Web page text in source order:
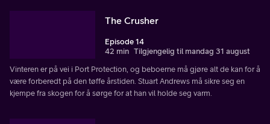
The Crusher
Episode 14
42 min Tilgjengelig til mandag 31 august
Vinteren er på vei i Port Protection, og beboerne må gjøre alt de kan for å
være forberedt på den tøffe årstiden. Stuart Andrews må sikre seg en
kjempe fra skogen for å sørge for at han vil holde seg varm.